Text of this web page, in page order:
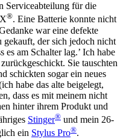
Serviceabteilung für die
®. Eine Batterie konnte nicht
war eine defekte
gekauft, der sich jedoch nicht
es am Schalter lag.’ Ich habe
Sie tauschten
schickten sogar ein neues
habe das alte beigelegt,
dass es mit meinem nicht
hinter ihrem Produkt und
Stinger® und mein 26-
ein Stylus Pro®.